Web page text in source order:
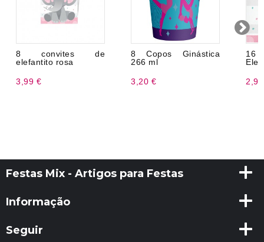
8 convites de
elefantito rosa
3,99 €
8 Copos Ginástica
266 ml
3,20 €
16
Festas Mix - Artigos para Festas
Informação
Seguir